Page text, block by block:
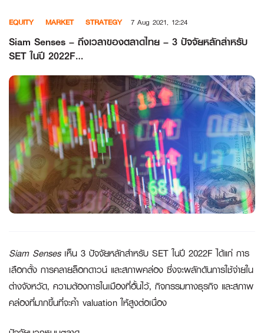
content
EQUITY MARKET STRATEGY 7 Aug 2021, 12:24
Siam Senses – ถึงเวลาของตลาดไทย – 3 ปัจจัยหลักสำหรับ
SET ในปี 2022F…
Siam Senses เห็น 3 ปัจจัยหลักสำหรับ SET ในปี 2022F ได้แก่ การ
เลือกตั้ง การคลายล็อกดาวน์ และสภาพคล่อง ซึ่งจะผลักดันการใช้จ่ายใน
ต่างจังหวัด, ความต้องการในเมืองที่อั้นไว้, กิจกรรมทางธุรกิจ และสภาพ
คล่องที่มากขึ้นที่จะค้ำ valuation ให้สูงต่อเนื่อง